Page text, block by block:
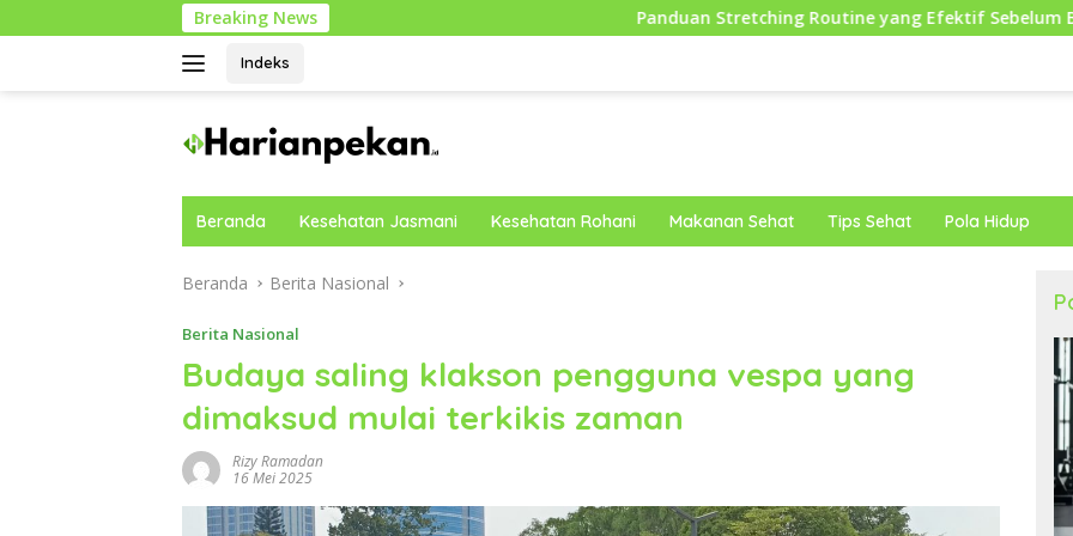
ke
Breaking News Panduan Stretching Routine yang Efektif Sebelum Berolahraga untuk
Indeks
Beranda Kesehatan Jasmani Kesehatan Rohani Makanan Sehat Tips Sehat Pola Hidup
Beranda Berita Nasional
Berita Nasional
Budaya saling klakson pengguna vespa yang
dimaksud mulai terkikis zaman
Rizy Ramadan
16 Mei 2025